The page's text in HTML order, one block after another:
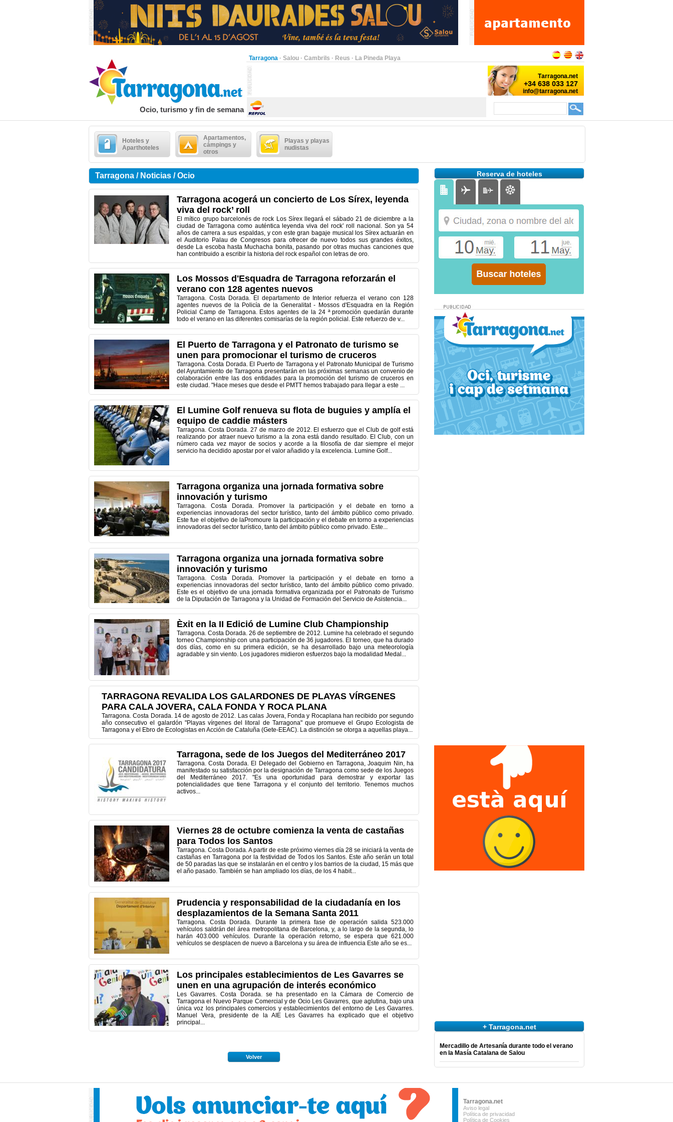
Tarragona · Salou · Cambrils · Reus · La Pineda Playa
Ocio, turismo y fin de semana
Hoteles y
Aparthoteles
Apartamentos,
cámpings y
otros
Playas y playas
nudistas
Tarragona / Noticias / Ocio
Tarragona acogerá un concierto de Los Sírex, leyenda
viva del rock’ roll
El mítico grupo barcelonés de rock Los Sírex llegará el sábado 21 de diciembre a la
ciudad de Tarragona como auténtica leyenda viva del rock’ roll nacional. Son ya 54
años de carrera a sus espaldas, y con este gran bagaje musical los Sírex actuarán en
el Auditorio Palau de Congresos para ofrecer de nuevo todos sus grandes éxitos,
desde La escoba hasta Muchacha bonita, pasando por otras muchas canciones que
han contribuido a escribir la historia del rock español con letras de oro.
Los Mossos d'Esquadra de Tarragona reforzarán el
verano con 128 agentes nuevos
Tarragona. Costa Dorada. El departamento de Interior refuerza el verano con 128
agentes nuevos de la Policía de la Generalitat - Mossos d'Esquadra en la Región
Policial Camp de Tarragona. Estos agentes de la 24 ª promoción quedarán durante
todo el verano en las diferentes comisarías de la región policial. Este refuerzo de v...
El Puerto de Tarragona y el Patronato de turismo se
unen para promocionar el turismo de cruceros
Tarragona. Costa Dorada. El Puerto de Tarragona y el Patronato Municipal de Turismo
del Ayuntamiento de Tarragona presentarán en las próximas semanas un convenio de
colaboración entre las dos entidades para la promoción del turismo de cruceros en
este ciudad. "Hace meses que desde el PMTT hemos trabajado para llegar a este ...
El Lumine Golf renueva su flota de buguies y amplía el
equipo de caddie másters
Tarragona. Costa Dorada. 27 de marzo de 2012. El esfuerzo que el Club de golf está
realizando por atraer nuevo turismo a la zona está dando resultado. El Club, con un
número cada vez mayor de socios y acorde a la filosofía de dar siempre el mejor
servicio ha decidido apostar por el valor añadido y la excelencia. Lumine Golf...
Tarragona organiza una jornada formativa sobre
innovación y turismo
Tarragona. Costa Dorada. Promover la participación y el debate en torno a
experiencias innovadoras del sector turístico, tanto del ámbito público como privado.
Este fue el objetivo de laPromoure la participación y el debate en torno a experiencias
innovadoras del sector turístico, tanto del ámbito público como privado. Este...
Tarragona organiza una jornada formativa sobre
innovación y turismo
Tarragona. Costa Dorada. Promover la participación y el debate en torno a
experiencias innovadoras del sector turístico, tanto del ámbito público como privado.
Este es el objetivo de una jornada formativa organizada por el Patronato de Turismo
de la Diputación de Tarragona y la Unidad de Formación del Servicio de Asistencia...
Èxit en la II Edició de Lumine Club Championship
Tarragona. Costa Dorada. 26 de septiembre de 2012. Lumine ha celebrado el segundo
torneo Championship con una participación de 36 jugadores. El torneo, que ha durado
dos días, como en su primera edición, se ha desarrollado bajo una meteorología
agradable y sin viento. Los jugadores midieron esfuerzos bajo la modalidad Medal...
TARRAGONA REVALIDA LOS GALARDONES DE PLAYAS VÍRGENES
PARA CALA JOVERA, CALA FONDA Y ROCA PLANA
Tarragona. Costa Dorada. 14 de agosto de 2012. Las calas Jovera, Fonda y Rocaplana han recibido por segundo
año consecutivo el galardón "Playas vírgenes del litoral de Tarragona" que promueve el Grupo Ecologista de
Tarragona y el Ebro de Ecologistas en Acción de Cataluña (Gete-EEAC). La distinción se otorga a aquellas playa...
Tarragona, sede de los Juegos del Mediterráneo 2017
Tarragona. Costa Dorada. El Delegado del Gobierno en Tarragona, Joaquim Nin, ha
manifestado su satisfacción por la designación de Tarragona como sede de los Juegos
del Mediterráneo 2017. "Es una oportunidad para demostrar y exportar las
potencialidades que tiene Tarragona y el conjunto del territorio. Tenemos muchos
activos...
Viernes 28 de octubre comienza la venta de castañas
para Todos los Santos
Tarragona. Costa Dorada. A partir de este próximo viernes día 28 se iniciará la venta de
castañas en Tarragona por la festividad de Todos los Santos. Este año serán un total
de 50 paradas las que se instalarán en el centro y los barrios de la ciudad, 15 más que
el año pasado. También se han ampliado los días, de los 4 habit...
Prudencia y responsabilidad de la ciudadanía en los
desplazamientos de la Semana Santa 2011
Tarragona. Costa Dorada. Durante la primera fase de operación salida 523.000
vehículos saldrán del área metropolitana de Barcelona, ​​y, a lo largo de la segunda, lo
harán 403.000 vehículos. Durante la operación retorno, se espera que 621.000
vehículos se desplacen de nuevo a Barcelona y su área de influencia Este año se es...
Los principales establecimientos de Les Gavarres se
unen en una agrupación de interés económico
Les Gavarres. Costa Dorada. se ha presentado en la Cámara de Comercio de
Tarragona el Nuevo Parque Comercial y de Ocio Les Gavarres, que aglutina, bajo una
única voz los principales comercios y establecimientos del entorno de Les Gavarres.
Manuel Vera, presidente de la AIE Les Gavarres ha explicado que el objetivo
principal...
Volver
Reserva de hoteles
+ Tarragona.net
Mercadillo de Artesanía durante todo el verano
en la Masía Catalana de Salou
Tarragona.net
Aviso legal
Política de privacidad
Política de Cookies